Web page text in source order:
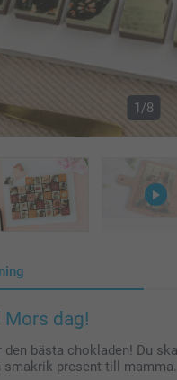
1/8
dag!
bästa chokladen! Du
smakrik present till mamma.